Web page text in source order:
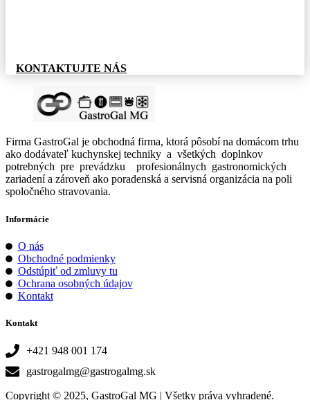
KONTAKTUJTE NÁS
Firma GastroGal je obchodná firma, ktorá pôsobí na domácom trhu
ako dodávateľ kuchynskej techniky a všetkých doplnkov
potrebných pre prevádzku profesionálnych gastronomických
zariadení a zároveň ako poradenská a servisná organizácia na poli
spoločného stravovania.
Informácie
O nás
Obchodné podmienky
Odstúpiť od zmluvy tu
Ochrana osobných údajov
Kontakt
Kontakt
+421 948 001 174
gastrogalmg@gastrogalmg.sk
Copyright © 2025, GastroGal MG | Všetky práva vyhradené.